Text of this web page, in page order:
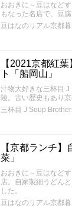
おおきに～豆はなど
もなった名店で、豆
豆はなのリアル京都
【2021京都紅
ト「船岡山」
汁物大好きな三杯目
陵。古い歴史もあり
三杯目 J Soup
【京都ランチ
菜」
おおきに～豆はなど
店。自家製細うどん
した。
豆はなのリアル京都